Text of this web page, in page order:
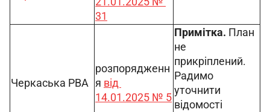
31
Черкаська РВА
розпорядженн
я від
14.01.2025 № 5
Примітка. План
не
прикріплений.
Радимо
уточнити
відомості